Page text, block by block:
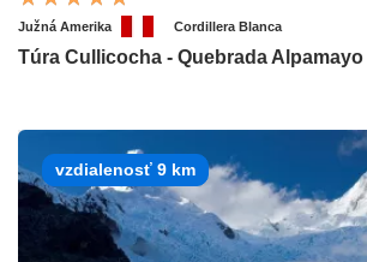
Južná Amerika Cordillera Blanca
Túra Cullicocha - Quebrada Alpamayo
vzdialenosť 9 km